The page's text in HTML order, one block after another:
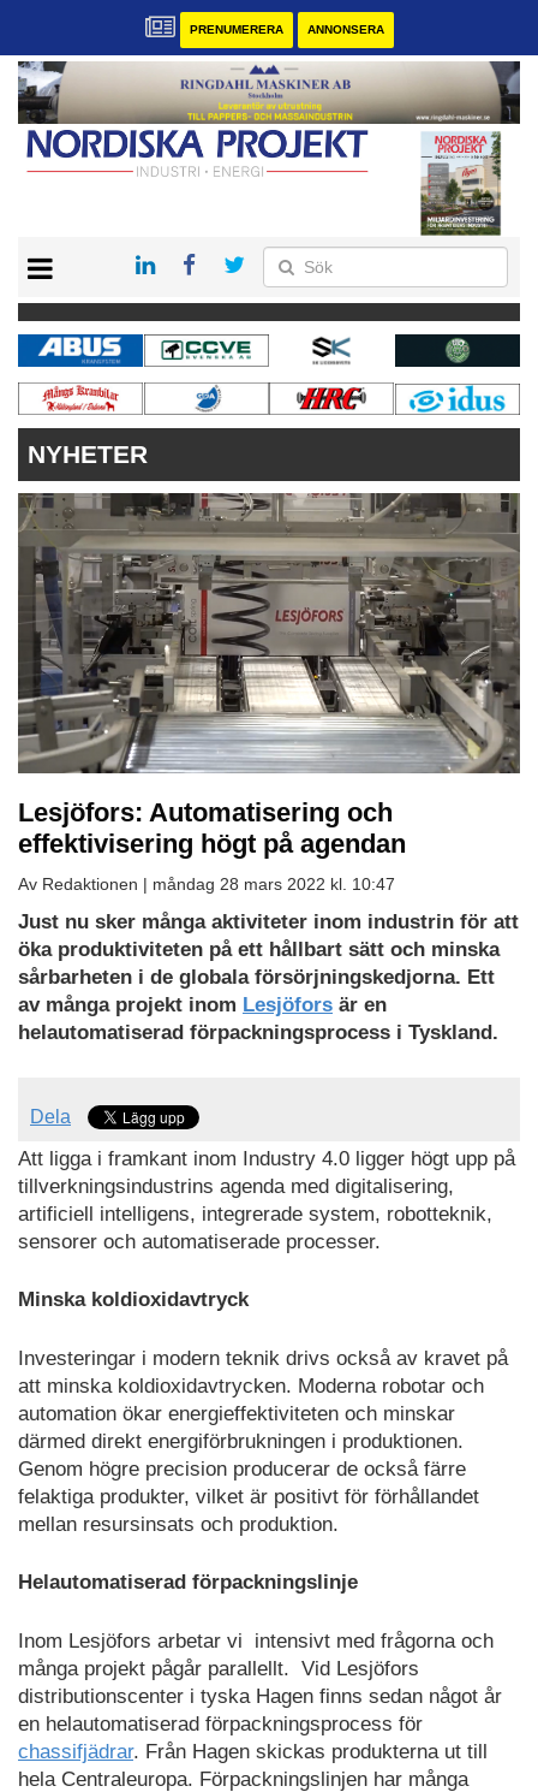
PRENUMERERA ANNONSERA
KONTAKT
VÅRA ANDRA MAGASIN
PRENUMERERA
ANNONSERA
NYHETER
Lesjöfors: Automatisering och
effektivisering högt på agendan
Av Redaktionen | måndag 28 mars 2022 kl. 10:47
Just nu sker många aktiviteter inom industrin för att
öka produktiviteten på ett hållbart sätt och minska
sårbarheten i de globala försörjningskedjorna. Ett
av många projekt inom Lesjöfors är en
helautomatiserad förpackningsprocess i Tyskland.
Dela
Att ligga i framkant inom Industry 4.0 ligger högt upp på
tillverkningsindustrins agenda med digitalisering,
artificiell intelligens, integrerade system, robotteknik,
sensorer och automatiserade processer.
Minska koldioxidavtryck
Investeringar i modern teknik drivs också av kravet på
att minska koldioxidavtrycken. Moderna robotar och
automation ökar energieffektiviteten och minskar
därmed direkt energiförbrukningen i produktionen.
Genom högre precision producerar de också färre
felaktiga produkter, vilket är positivt för förhållandet
mellan resursinsats och produktion.
Helautomatiserad förpackningslinje
Inom Lesjöfors arbetar vi intensivt med frågorna och
många projekt pågår parallellt. Vid Lesjöfors
distributionscenter i tyska Hagen finns sedan något år
en helautomatiserad förpackningsprocess för
chassifjädrar. Från Hagen skickas produkterna ut till
hela Centraleuropa. Förpackningslinjen har många